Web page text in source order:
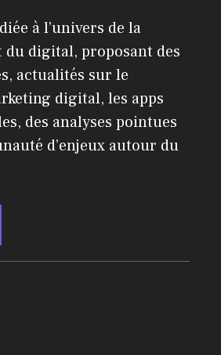
à l’univers de la
digital, proposant des
actualités sur le
digital, les apps
des analyses pointues
d’enjeux autour du